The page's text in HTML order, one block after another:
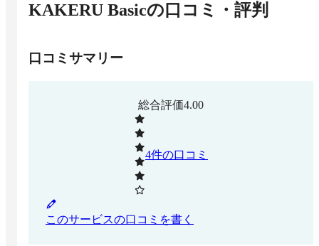
KAKERU Basicの口コミ・評判
口コミサマリー
総合評価4.00
4件の口コミ
このサービスの口コミを書く